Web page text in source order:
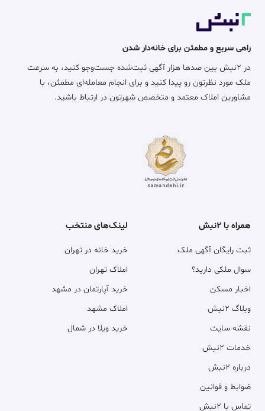
راهی سریع و مطمئن برای خانه‌دار شدن
در ۲نبش بین صدها هزار آگهی ثبت‌شده جست‌وجو کنید، به سرعت
ملک مورد نظرتون رو پیدا کنید و برای انجام معامله‌ای مطمئن، با
مشاورین املاک معتمد و متخصص شهرتون در ارتباط باشید.
همراه با ۲نبش
ثبت رایگان آگهی ملک
سوال ملکی دارید؟
اخبار مسکن
وبلاگ ۲نبش
نقشه سایت
خدمات ۲نبش
درباره ۲نبش
ضوابط و قوانین
تماس با ۲نبش
لینک‌های منتخب
خرید خانه در تهران
املاک تهران
خرید آپارتمان در مشهد
املاک مشهد
خرید ویلا در شمال